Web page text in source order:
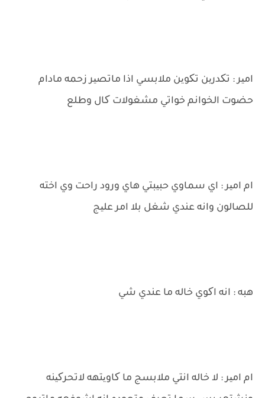
امیر : تکدرین تکوین ملابسي اذا ماتصیر زحمه مادام
حضوت الخوانم خواتي مشغولات کال وطلع
ام امیر : اي سماوي حبیبتي هاي ورود راحت وي اخته
للصالون وانه عندي شغل بلا امر علیج
هبه : انه اکوي خاله ما عندي شي
ام امیر : لا خاله انتي ملابسج ما کاویتهه لاتحرکینه